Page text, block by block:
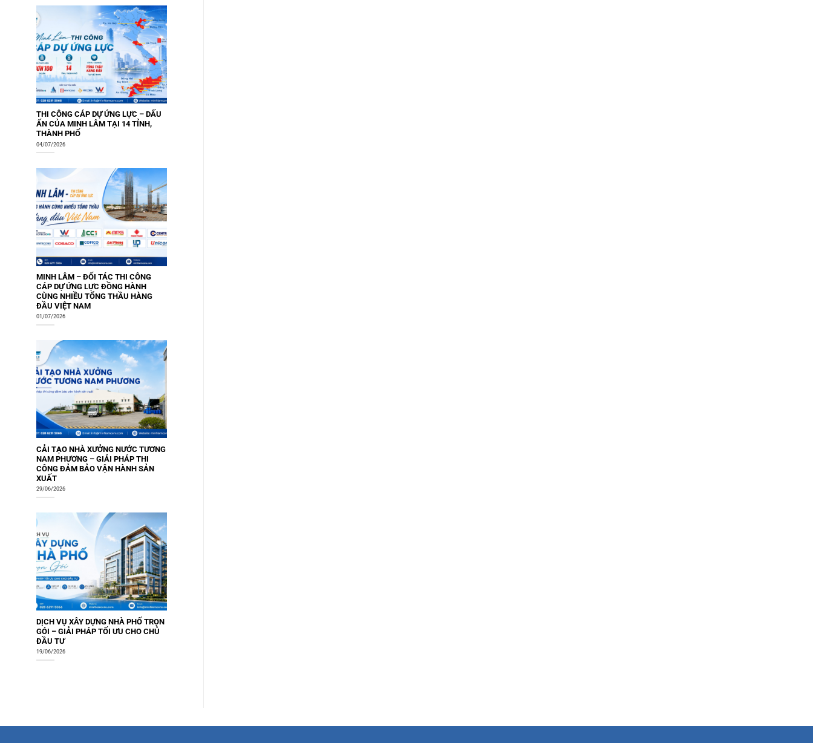
THI CÔNG CÁP DỰ ỨNG LỰC – DẤU
ẤN CỦA MINH LÂM TẠI 14 TỈNH,
THÀNH PHỐ
04/07/2026
MINH LÂM – ĐỐI TÁC THI CÔNG
CÁP DỰ ỨNG LỰC ĐỒNG HÀNH
CÙNG NHIỀU TỔNG THẦU HÀNG
ĐẦU VIỆT NAM
01/07/2026
CẢI TẠO NHÀ XƯỞNG NƯỚC TƯƠNG
NAM PHƯƠNG – GIẢI PHÁP THI
CÔNG ĐẢM BẢO VẬN HÀNH SẢN
XUẤT
29/06/2026
DỊCH VỤ XÂY DỰNG NHÀ PHỐ TRỌN
GÓI – GIẢI PHÁP TỐI ƯU CHO CHỦ
ĐẦU TƯ
19/06/2026